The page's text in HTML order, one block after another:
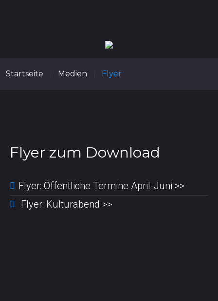
Startseite Medien Flyer
Flyer zum Download
Flyer: Öffentliche Termine April-Juni >>
Flyer: Kulturabend >>